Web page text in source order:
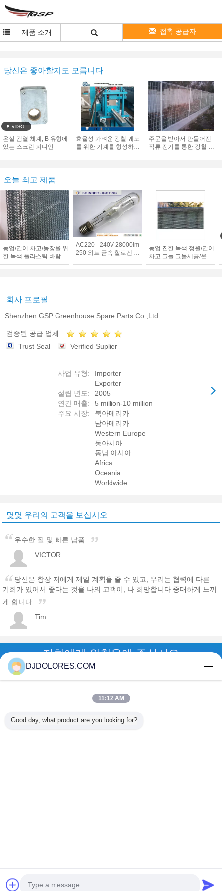
제품 소개 접촉 공급자
당신은 좋아할지도 모릅니다
온실 검열 체계, B 유형에
있는 스크린 피니언
효율성 가벼운 강철 궤도
를 위한 기계를 형성하는
0.4 - 1.2mm 금속 장식 못
주문을 받아서 만들어진
직류 전기를 통한 강철 담
두 배 랩 목가적인 담 전
오늘 최고 제품
농업/간이 차고/농장을 위
한 녹색 플라스틱 바람막
이 그늘 그물세공 안전 담
AC220 - 240V 28000lm
250 와트 금속 할로겐 램
농업 진한 녹색 정원/간이
차고 그늘 그물세공/온실
셰이딩
회사 프로필
Shenzhen GSP Greenhouse Spare Parts Co.,Ltd
검증된 공급 업체
Trust Seal
Verified Suplier
사업 유형:
Importer
Exporter
설립 년도:
2005
연간 매출:
5 million-10 million
주요 시장:
북아메리카
남아메리카
Western Europe
동아시아
동남 아시아
Africa
Oceania
Worldwide
몇몇 우리의 고객을 보십시오
우수한 질 및 빠른 납품.
VICTOR
당신은 항상 저에게 제일 계획을 줄 수 있고, 우리는 협력에 다른
기회가 있어서 좋다는 것을 나의 고객이, 나 희망합니다 중대하게 느끼
게 합니다.
Tim
저희에게 외침을에 주십시오
모든 제품
Developed by
DJDOLORES.COM
11:12 AM
Good day, what product are you looking for?